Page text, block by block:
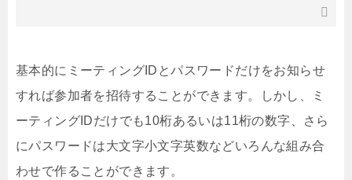
基本的にミーティングIDとパスワードだけをお知らせ
すれば参加者を招待することができます。しかし、ミ
ーティングIDだけでも10桁あるいは11桁の数字、さら
にパスワードは大文字小文字英数などいろんな組み合
わせで作ることができます。